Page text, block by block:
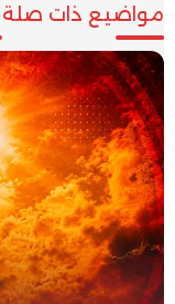
مواضيع ذات صلة